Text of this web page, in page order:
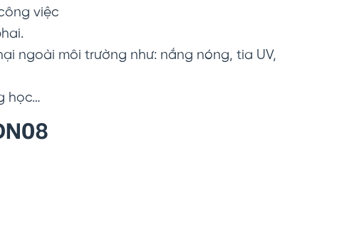
việc
ngoài môi trường như: nắng nóng, tia UV,
học…